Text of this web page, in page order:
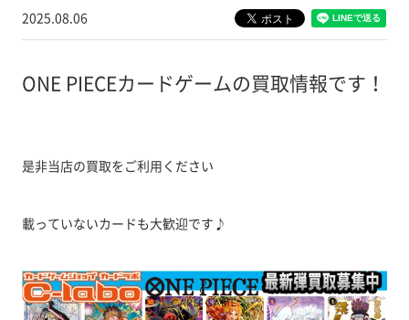
2025.08.06
ONE PIECEカードゲームの買取情報です！
是非当店の買取をご利用ください
載っていないカードも大歓迎です♪